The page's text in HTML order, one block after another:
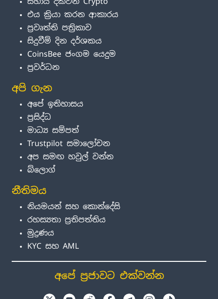
එය ක්‍රියා කරන ආකාරය
ප්‍රවෘත්ති පත්‍රිකාව
සිදුවීම් දින දර්ශකය
CoinsBee ජංගම යෙදුම
ප්‍රවර්ධන
අපි ගැන
අපේ ඉතිහාසය
ප්‍රසිද්ධ
මාධ්‍ය සම්පත්
Trustpilot සමාලෝචන
අප සමඟ හවුල් වන්න
බ්ලොග්
නීතිමය
නියමයන් සහ කොන්දේසි
රහස්‍යතා ප්‍රතිපත්තිය
මුද්‍රණය
KYC සහ AML
අපේ ප්‍රජාවට එක්වන්න